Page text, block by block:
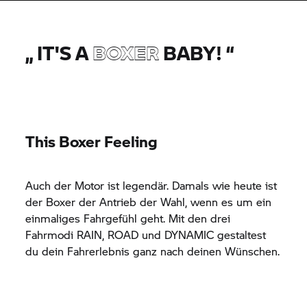
„IT'S ABOXERBABY!“
This Boxer Feeling
Auch der Motor ist legendär. Damals wie heute ist
der Boxer der Antrieb der Wahl, wenn es um ein
einmaliges Fahrgefühl geht. Mit den drei
Fahrmodi RAIN, ROAD und DYNAMIC gestaltest
du dein Fahrerlebnis ganz nach deinen Wünschen.